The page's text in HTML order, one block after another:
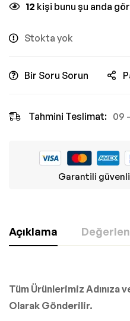
12 kişi bunu şu anda
Stokta yok
Bir Soru Sorun
Tahmini Teslimat: 09
Garantili
Açıklama
Tüm Ürünlerimiz Adınıza
Olarak Gönderilir.